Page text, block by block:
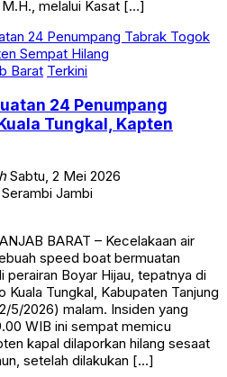
melalui Kasat […]
Barat Terkini
24 Penumpang
Tungkal, Kapten
Sabtu, 2 Mei 2026
Jambi
BARAT – Kecelakaan air
speed boat bermuatan
perairan Boyar Hijau, tepatnya di
Kuala Tungkal, Kabupaten Tanjung
5/2026) malam. Insiden yang
WIB ini sempat memicu
kapal dilaporkan hilang sesaat
setelah dilakukan […]